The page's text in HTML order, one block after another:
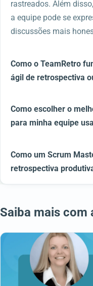
rastreados. Além
a equipe pode se
discussões mais
Como o TeamRetro
ágil de retrospectiva
Como escolher o
para minha equipe
Como um Scrum
retrospectiva
Saiba mais com